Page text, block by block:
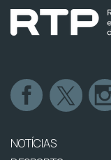
NOTÍCIAS